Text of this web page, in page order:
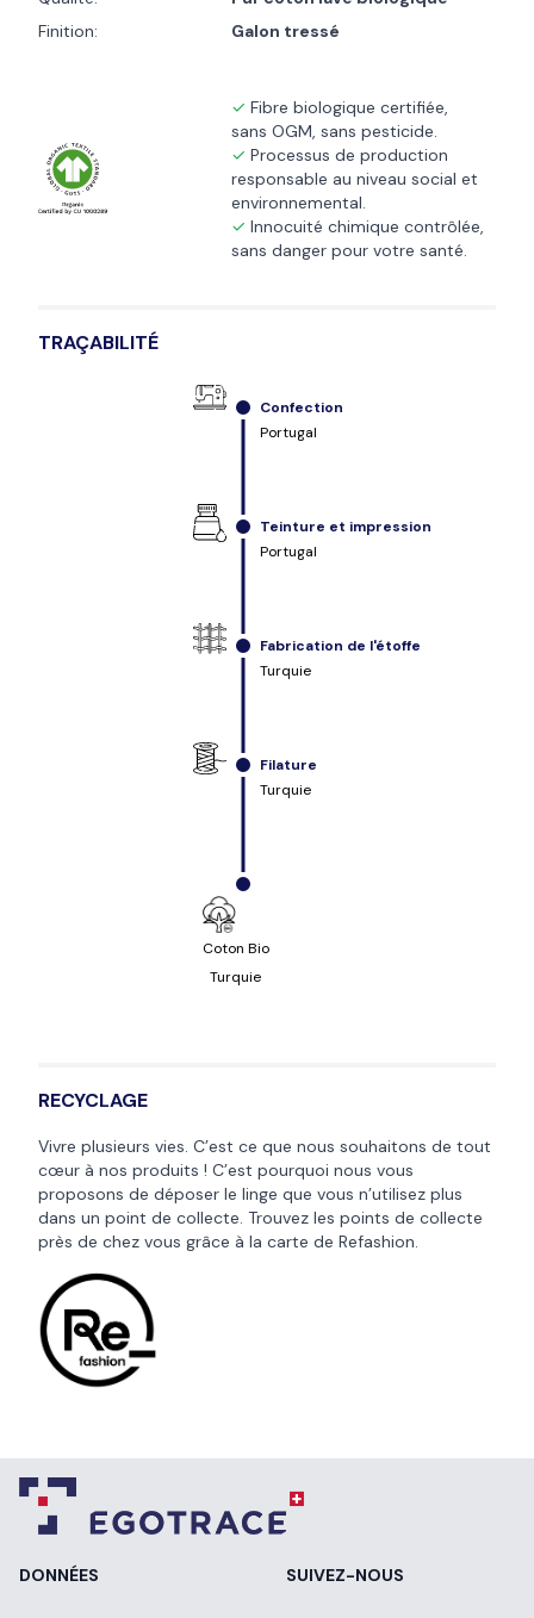
Finition:
Galon tressé
Fibre biologique certifiée,
sans OGM, sans pesticide.
Processus de production
responsable au niveau social et
environnemental.
Innocuité chimique contrôlée,
sans danger pour votre santé.
TRAÇABILITÉ
Confection
Portugal
Teinture et impression
Portugal
Fabrication de l'étoffe
Turquie
Filature
Turquie
Coton Bio
Turquie
RECYCLAGE
Vivre plusieurs vies. C’est ce que nous souhaitons de tout
cœur à nos produits ! C’est pourquoi nous vous
proposons de déposer le linge que vous n’utilisez plus
dans un point de collecte. Trouvez les points de collecte
près de chez vous grâce à la carte de Refashion.
DONNÉES SUIVEZ-NOUS